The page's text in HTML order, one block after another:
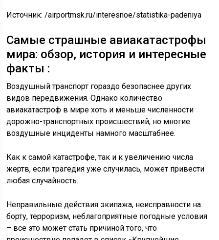
Источник:/airportmsk.ru/interesnoe/statistika-padeniya
Самые страшные авиакатастрофы
мира: обзор, история и интересные
факты :
Воздушный транспорт гораздо безопаснее других
видов передвижения. Однако количество
авиакатастроф в мире хоть и меньше численности
дорожно-транспортных происшествий, но многие
воздушные инциденты намного масштабнее.
Как к самой катастрофе, так и к увеличению числа
жертв, если трагедия уже случилась, может привести
любая случайность.
Неправильные действия экипажа, неисправности на
борту, терроризм, неблагоприятные погодные условия
– все это может стать причиной того, что